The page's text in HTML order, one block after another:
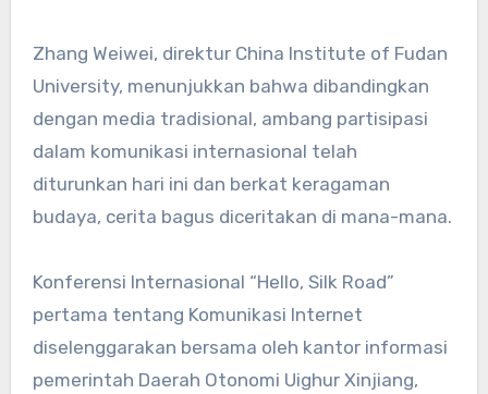
Zhang Weiwei, direktur China Institute of Fudan
University, menunjukkan bahwa dibandingkan
dengan media tradisional, ambang partisipasi
dalam komunikasi internasional telah
diturunkan hari ini dan berkat keragaman
budaya, cerita bagus diceritakan di mana-mana.
Konferensi Internasional “Hello, Silk Road”
pertama tentang Komunikasi Internet
diselenggarakan bersama oleh kantor informasi
pemerintah Daerah Otonomi Uighur Xinjiang,